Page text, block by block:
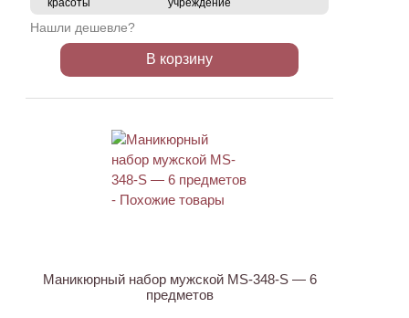
красоты
учреждение
Нашли дешевле?
В корзину
Маникюрный набор мужской MS-348-S — 6
предметов